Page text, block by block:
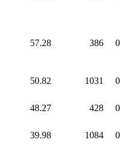
57.28 386
50.82 1031
48.27 428
39.98 1084